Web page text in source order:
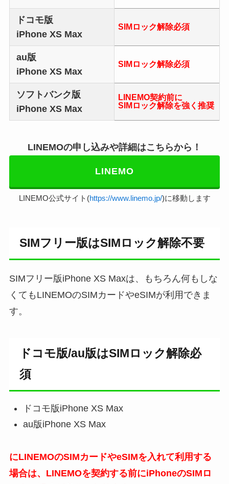
ドコモ版
iPhone XS Max
SIMロック解除必須
au版
iPhone XS Max
SIMロック解除必須
ソフトバンク版
iPhone XS Max
LINEMO契約前に
SIMロック解除を強く推奨
LINEMOの申し込みや詳細はこちらから！
LINEMO
LINEMO公式サイト(https://www.linemo.jp/)に移動します
SIMフリー版はSIMロック解除不要
SIMフリー版iPhone XS Maxは、もちろん何もしな
くてもLINEMOのSIMカードやeSIMが利用できま
す。
ドコモ版/au版はSIMロック解除必
須
ドコモ版iPhone XS Max
au版iPhone XS Max
にLINEMOのSIMカードやeSIMを入れて利用する
場合は、LINEMOを契約する前にiPhoneのSIMロ